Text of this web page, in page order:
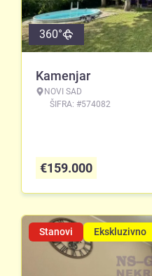
360°
Kamenjar
NOVI SAD
ŠIFRA: #574082
€159.000
Stanovi Ekskluzivno